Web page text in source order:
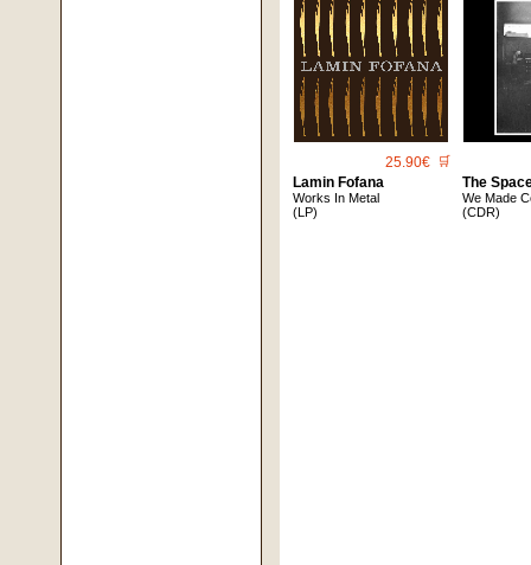
25.90€ 🛒
Lamin Fofana
Works In Metal
(LP)
The
We Made
(CDR)